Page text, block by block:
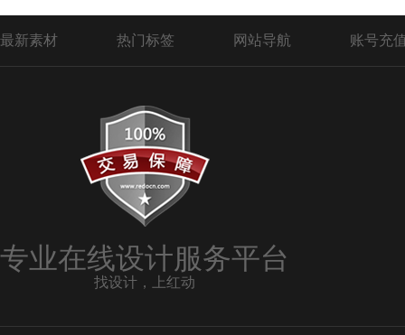
最新素材 热门标签 网站导航 账号充
专业在线设计服务平台
找设计，上红动